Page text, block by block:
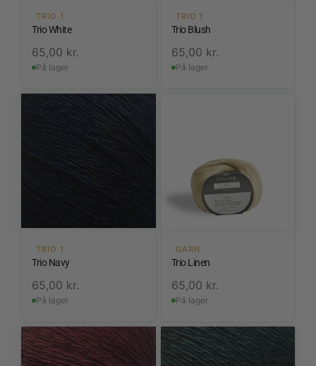
TRIO 1
Trio White
65,00 kr.
På lager
TRIO 1
Trio Blush
65,00 kr.
På lager
TRIO 1
Trio Navy
65,00 kr.
På lager
GARN
Trio Linen
65,00 kr.
På lager